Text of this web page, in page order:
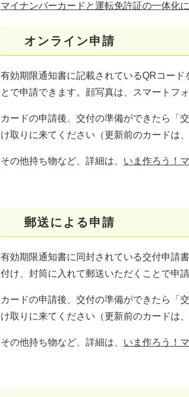
マイナンバーカードと運転免許証の一体化
オンライン申請
有効期限通知書に記載されているQRコー
とで申請できます。顔写真は、スマートフ
カードの申請後、交付の準備ができたら「
け取りに来てください（更新前のカードは
その他持ち物など、詳細は、 いま作ろう！
郵送による申請
有効期限通知書に同封されている交付申請
付け、封筒に入れて郵送いただくことで申請
カードの申請後、交付の準備ができたら「
け取りに来てください（更新前のカードは
​​その他持ち物など、詳細は、 いま作ろう！